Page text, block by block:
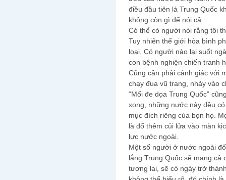
điều đầu tiên là Trung Quốc
không còn gì để nói cả.
Có thể có người nói rằng tôi
Tuy nhiên thế giới hòa bình
loại. Có người nào lại suốt
con bệnh nghiện chiến tranh
Cũng cần phải cảnh giác với
chạy đua vũ trang, nhảy vào
“Mối đe dọa Trung Quốc”
xong, những nước này đều
mục đích riêng của bọn họ.
là đổ thêm củi lửa vào màn
lực nước ngoài.
Một số người ở nước ngoài
lắng Trung Quốc sẽ mang
tương lai, sẽ có ngày trở